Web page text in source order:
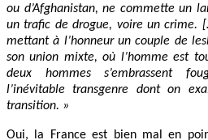
ou d’Afghanistan, ne commette un
un trafic de drogue, voire un crime.
mettant à l’honneur un couple de
son union mixte, où l’homme est
deux hommes s’embrassent
l’inévitable transgenre dont on
transition. »
Oui, la France est bien mal en